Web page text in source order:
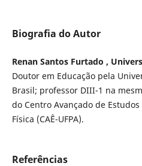
Biografia do Autor
Renan Santos Furtado ,
Doutor em Educação pela
Brasil; professor DIII-1 na
do Centro Avançado de
Física (CAÊ-UFPA).
Referências